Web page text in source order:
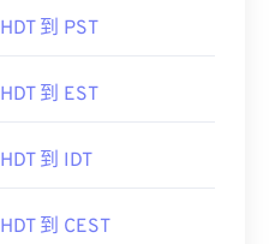
HDT 到 PST
HDT 到 EST
HDT 到 IDT
HDT 到 CEST